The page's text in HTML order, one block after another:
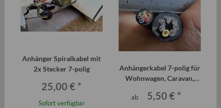
Anhänger Spiralkabel mit
2x Stecker 7-polig
25,00 € *
Sofort verfügbar
Anhängerkabel 7-polig für
Wohnwagen, Caravan,
(Meterpreis)
ab 5,50 € *